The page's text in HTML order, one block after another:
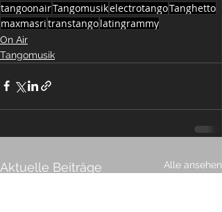
tangoonairTangomusikelectrotangoTanghetto
maxmasritranstangolatingrammy
On Air
Tangomusik
Aktuelle Beiträge Alle ansehen